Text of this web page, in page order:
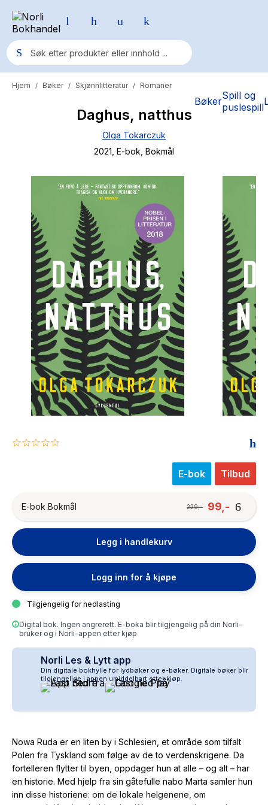
BøkerSpill og
puslespill
Populære søk
Fury Bound - Sable Sorensen
Elizabeth Strout
Hitster
Hypopressiv trening
The Housemaid
Hjem / Bøker / Skjønnlitteratur / Romaner
Daghus, natthus
Olga Tokarczuk
2021 , E-bok , Bokmål
0.0
E-bok Tilbud
E-bok Bokmål 99,-
229,-
Legg i handlekurv
Logg inn for å kjøpe
Tilgjengelig for nedlasting
Digital bok. Ingen angrerett. E-boka blir tilgjengelig på din Norli-
bruker og i Norli-appen etter kjøp
Norli Les & Lytt app
Din digitale bokhylle for lydbøker og e-bøker. Digitale bøker blir
tilgjengelige i appen umiddelbart etter kjøp.
Nowa Ruda er en liten by i Schlesien, et område som tilfalt
Polen fra Tyskland som følge av de to verdenskrigene. Da
fortelleren flytter til byen, oppdager hun at alle – og alt – har
en historie. Med hjelp fra sin gåtefulle nabo Marta samler hun
inn disse historiene: om de lokale helgenene, om